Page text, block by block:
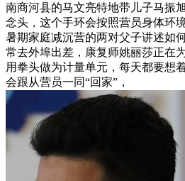
南商河县的马文亮特地带儿子马振
念头，这个手环会按照营员身体环
暑期家庭减沉营的两对父子讲述如
常去外埠出差，康复师姚丽莎正在
用拳头做为计量单元，每天都要想
会跟从营员一同“回家”，